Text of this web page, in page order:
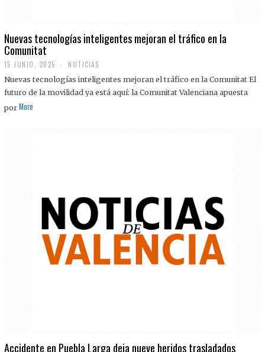
Nuevas tecnologías inteligentes mejoran el tráfico en la
Comunitat
15 JUNIO, 2025 NOTICIAS
Nuevas tecnologías inteligentes mejoran el tráfico en la Comunitat El
futuro de la movilidad ya está aquí: la Comunitat Valenciana apuesta
por More
Accidente en Puebla Larga deja nueve heridos trasladados